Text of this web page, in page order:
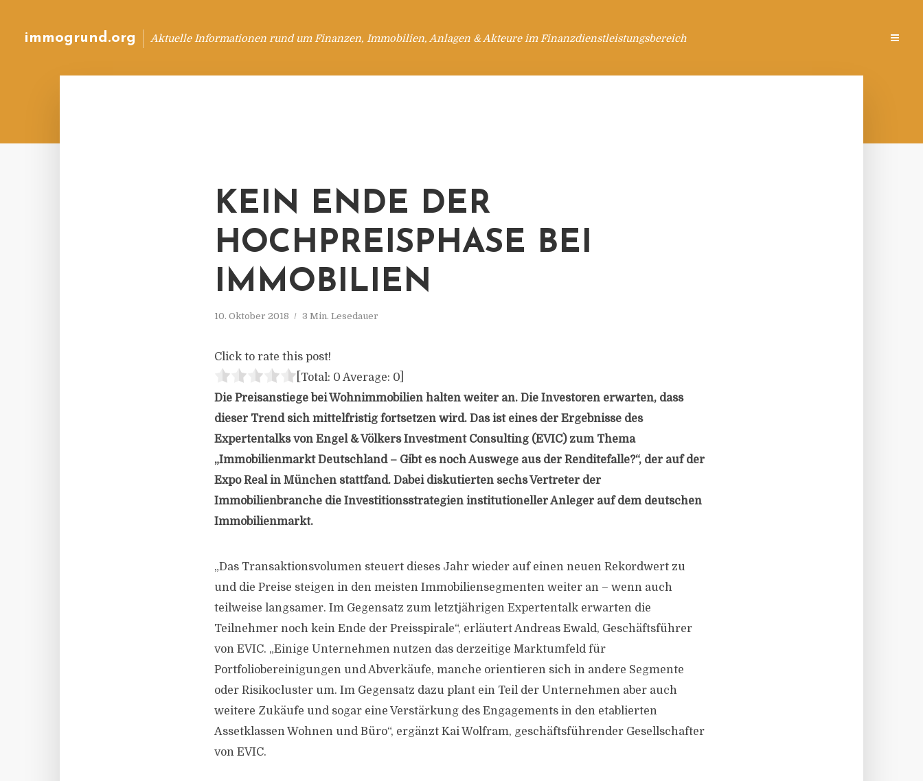
immogrund.org Aktuelle Informationen rund um Finanzen, Immobilien, Anlagen & Akteure im Finanzdienstleistungsbereich
KEIN ENDE DER
HOCHPREISPHASE BEI
IMMOBILIEN
10. Oktober 2018 3 Min. Lesedauer
Click to rate this post!
[Total: 0 Average: 0
Die Preisanstiege bei Wohnimmobilien halten weiter an. Die Investoren erwarten, dass
dieser Trend sich mittelfristig fortsetzen wird. Das ist eines der Ergebnisse des
Expertentalks von Engel & Völkers Investment Consulting (EVIC) zum Thema
„Immobilienmarkt Deutschland – Gibt es noch Auswege aus der Renditefalle?“, der auf der
Expo Real in München stattfand. Dabei diskutierten sechs Vertreter der
Immobilienbranche die Investitionsstrategien institutioneller Anleger auf dem deutschen
Immobilienmarkt.
„Das Transaktionsvolumen steuert dieses Jahr wieder auf einen neuen Rekordwert zu
und die Preise steigen in den meisten Immobiliensegmenten weiter an – wenn auch
teilweise langsamer. Im Gegensatz zum letztjährigen Expertentalk erwarten die
Teilnehmer noch kein Ende der Preisspirale“, erläutert Andreas Ewald, Geschäftsführer
von EVIC. „Einige Unternehmen nutzen das derzeitige Marktumfeld für
Portfoliobereinigungen und Abverkäufe, manche orientieren sich in andere Segmente
oder Risikocluster um. Im Gegensatz dazu plant ein Teil der Unternehmen aber auch
weitere Zukäufe und sogar eine Verstärkung des Engagements in den etablierten
Assetklassen Wohnen und Büro“, ergänzt Kai Wolfram, geschäftsführender Gesellschafter
von EVIC.